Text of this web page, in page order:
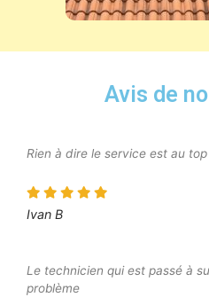
Avis de
Rien à dire le service est au top
Ivan B
Le technicien qui est passé à
problème